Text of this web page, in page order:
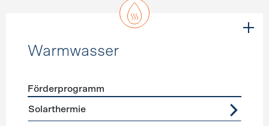
Warmwasser
Förderprogramme
Förderprogramm
Solarthermie